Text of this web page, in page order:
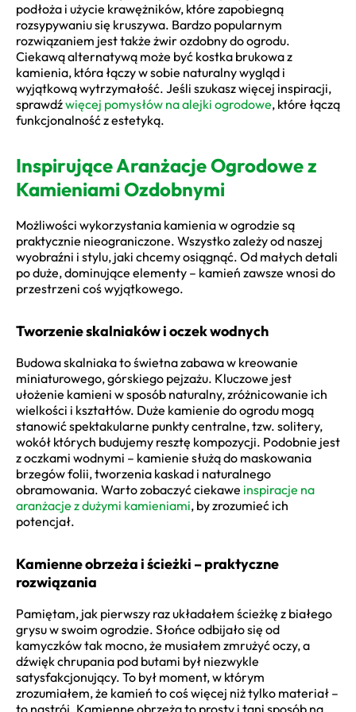
podłoża i użycie krawężników, które zapobiegną
rozsypywaniu się kruszywa. Bardzo popularnym
rozwiązaniem jest także żwir ozdobny do ogrodu.
Ciekawą alternatywą może być kostka brukowa z
kamienia, która łączy w sobie naturalny wygląd i
wyjątkową wytrzymałość. Jeśli szukasz więcej inspiracji,
sprawdźwięcej pomysłów na alejki ogrodowe, które łączą
funkcjonalność z estetyką.
Inspirujące Aranżacje Ogrodowe z
Kamieniami Ozdobnymi
Możliwości wykorzystania kamienia w ogrodzie są
praktycznie nieograniczone. Wszystko zależy od naszej
wyobraźni i stylu, jaki chcemy osiągnąć. Od małych detali
po duże, dominujące elementy – kamień zawsze wnosi do
przestrzeni coś wyjątkowego.
Tworzenie skalniaków i oczek wodnych
Budowa skalniaka to świetna zabawa w kreowanie
miniaturowego, górskiego pejzażu. Kluczowe jest
ułożenie kamieni w sposób naturalny, zróżnicowanie ich
wielkości i kształtów. Duże kamienie do ogrodu mogą
stanowić spektakularne punkty centralne, tzw. solitery,
wokół których budujemy resztę kompozycji. Podobnie jest
z oczkami wodnymi – kamienie służą do maskowania
brzegów folii, tworzenia kaskad i naturalnego
obramowania. Warto zobaczyć ciekawe inspiracje na
aranżacje z dużymi kamieniami, by zrozumieć ich
potencjał.
Kamienne obrzeża i ścieżki – praktyczne
rozwiązania
Pamiętam, jak pierwszy raz układałem ścieżkę z białego
grysu w swoim ogrodzie. Słońce odbijało się od
kamyczków tak mocno, że musiałem zmrużyć oczy, a
dźwięk chrupania pod butami był niezwykle
satysfakcjonujący. To był moment, w którym
zrozumiałem, że kamień to coś więcej niż tylko materiał –
to nastrój. Kamienne obrzeża to prosty i tani sposób na